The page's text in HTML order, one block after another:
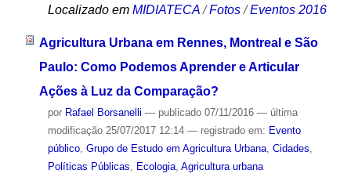
Localizado em MIDIATECA /Fotos /Eventos 2016
Agricultura Urbana em Rennes, Montreal e São
Paulo: Como Podemos Aprender e Articular
Ações à Luz da Comparação?
por Rafael Borsanelli — publicado07/11/2016 — última
modificação25/07/2017 12:14 — registrado em: Evento
público, Grupo de Estudo em Agricultura Urbana, Cidades,
Políticas Públicas, Ecologia, Agricultura urbana